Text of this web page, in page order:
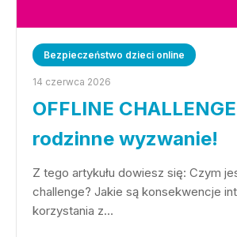
Bezpieczeństwo dzieci online
14 czerwca 2026
OFFLINE
rodzinne wyzwanie!
Z tego artykułu dowiesz się: Czym
challenge? Jakie są konsekwencje
korzystania z…